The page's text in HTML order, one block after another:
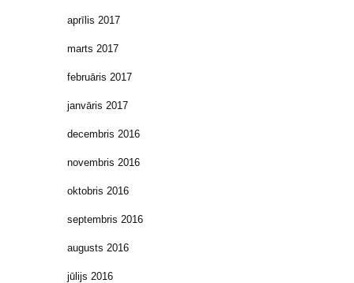
aprīlis 2017
marts 2017
februāris 2017
janvāris 2017
decembris 2016
novembris 2016
oktobris 2016
septembris 2016
augusts 2016
jūlijs 2016